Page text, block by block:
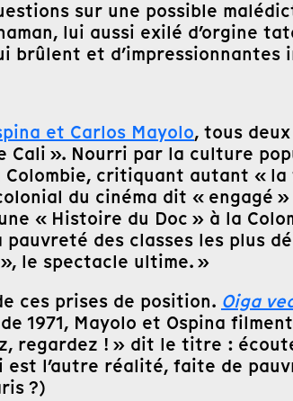
sur une possible
lui aussi exilé d’orgine
brûlent et d’impressionnantes
et Carlos Mayolo, tous deux
Cali ». Nourri par la culture
critiquant autant «
du cinéma dit « engagé
« Histoire du Doc » à la
des classes les plus
le spectacle ultime. »
ces prises de position. Oiga
Mayolo et Ospina filment
regardez ! » dit le titre :
est l’autre réalité, faite de
?)